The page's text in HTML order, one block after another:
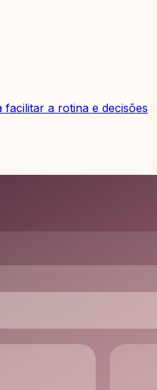
a rotina e decisões